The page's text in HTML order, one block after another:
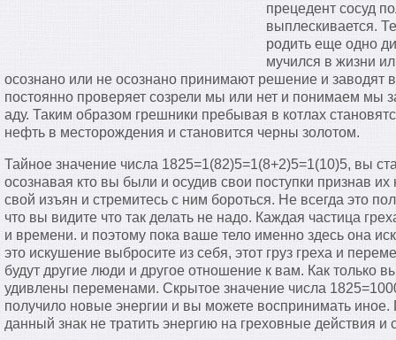
прецедент сосуд
выплескивается.
родить еще одно
мучился в жизни
осознано или не осознано принимают решение и заводят
постоянно проверяет созрели мы или нет и понимаем мы
аду. Таким образом грешники пребывая в котлах
нефть в месторождения и становится черны золотом.
Тайное значение числа 1825=1(82)5=1(8+2)5=1(10)5, вы
осознавая кто вы были и осудив свои поступки признав
свой изъян и стремитесь с ним бороться. Не всегда это
что вы видите что так делать не надо. Каждая частица
и времени. и поэтому пока ваше тело именно здесь она
это искушение выбросите из себя, этот груз греха и
будут другие люди и другое отношение к вам. Как только
удивлены переменами. Скрытое значение числа
получило новые энергии и вы можете воспринимать иное.
данный знак не тратить энергию на греховные действия и